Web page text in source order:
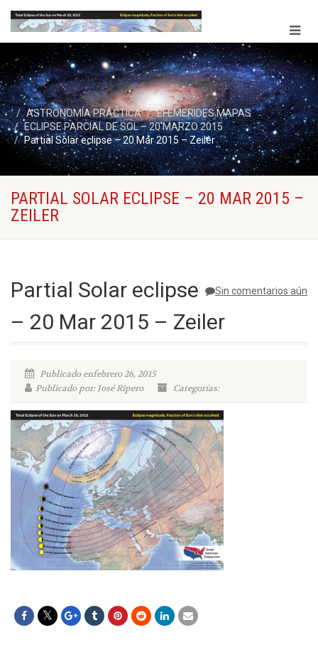
ASTRONOMÍA PRÁCTICA
EFEMERIDES MAPAS
ECLIPSE PARCIAL DE SOL – 20 MARZO 2015
Partial Solar eclipse – 20 Mar 2015 – Zeiler
PARTIAL SOLAR ECLIPSE – 20 MAR 2015 –
ZEILER
Sin comentarios aún
Partial Solar eclipse
– 20 Mar 2015 – Zeiler
Publicado enfebrero 26, 2015
Publicado por: José Ripero
Categorías: